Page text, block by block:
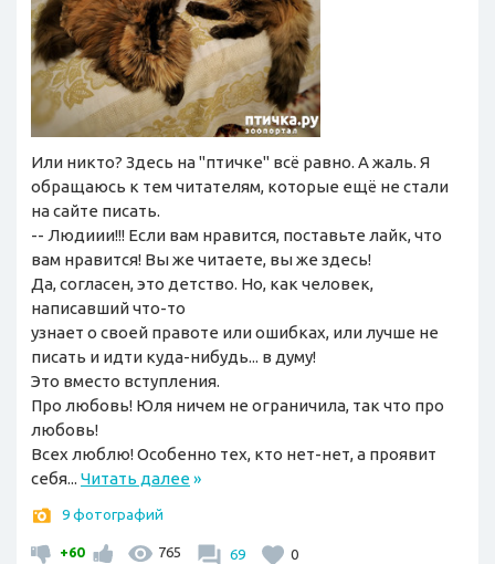
Или никто? Здесь на "птичке" всё равно. А жаль. Я
обращаюсь к тем читателям, которые ещё не стали
на сайте писать.
-- Людиии!!! Если вам нравится, поставьте лайк, что
вам нравится! Вы же читаете, вы же здесь!
Да, согласен, это детство. Но, как человек,
написавший что-то
узнает о своей правоте или ошибках, или лучше не
писать и идти куда-нибудь... в думу!
Это вместо вступления.
Про любовь! Юля ничем не ограничила, так что про
любовь!
Всех люблю! Особенно тех, кто нет-нет, а проявит
себя... Читать далее»
9 фотографий
+60 765 69 0